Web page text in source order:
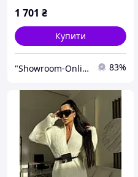
1 701 ₴
Купити
"Showroom-Online": Тисячі образів — один клік! 83%